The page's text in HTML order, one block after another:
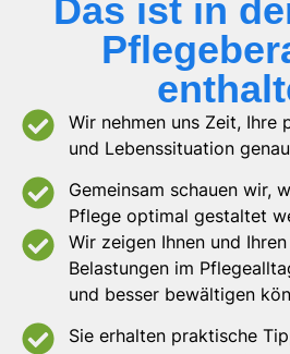
Das ist in
Wir nehmen uns Zeit, Ihre
und Lebenssituation
Gemeinsam schauen wir,
Pflege optimal gestaltet
Wir zeigen Ihnen und
Belastungen im
und besser bewältigen
Sie erhalten praktische